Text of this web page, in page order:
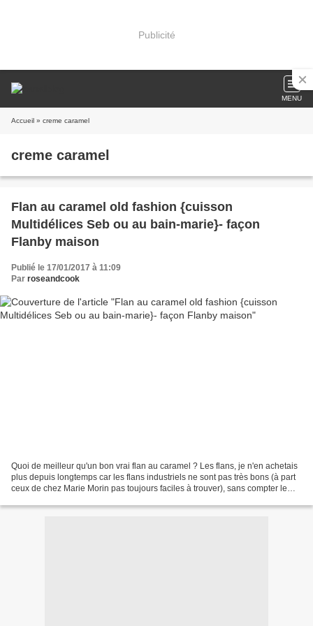
Publicité
MENU
Accueil » creme caramel
creme caramel
Flan au caramel old fashion {cuisson
Multidélices Seb ou au bain-marie}- façon
Flanby maison
Publié le 17/01/2017 à 11:09
Par roseandcook
Quoi de meilleur qu'un bon vrai flan au caramel ? Les flans, je n'en achetais
plus depuis longtemps car les flans industriels ne sont pas très bons (à part
ceux de chez Marie Morin pas toujours faciles à trouver), sans compter le